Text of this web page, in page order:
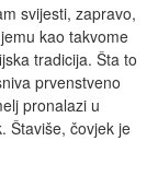
svijesti, zapravo,
kao takvome
tradicija. Šta to
prvenstveno
pronalazi u
Štaviše, čovjek je